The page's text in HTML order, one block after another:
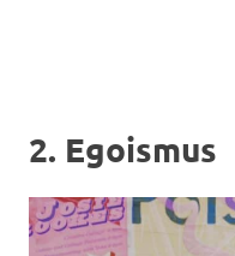
2. Egoismus